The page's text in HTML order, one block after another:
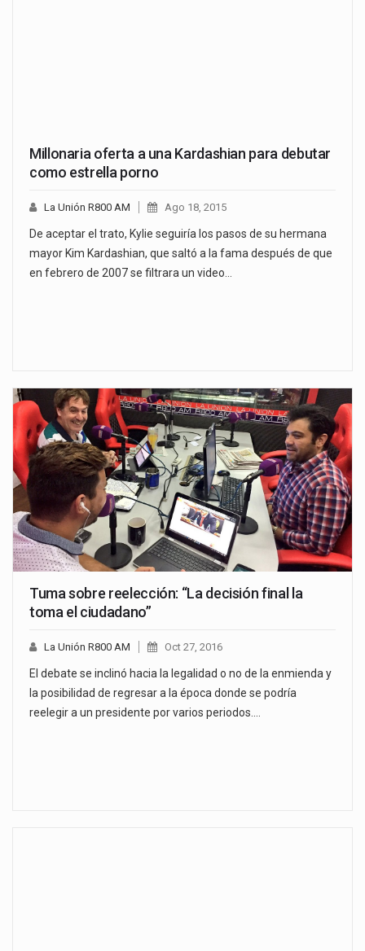
Millonaria oferta a una Kardashian para debutar
como estrella porno
La Unión R800 AM Ago 18, 2015
De aceptar el trato, Kylie seguiría los pasos de su hermana
mayor Kim Kardashian, que saltó a la fama después de que
en febrero de 2007 se filtrara un video…
Tuma sobre reelección: “La decisión final la
toma el ciudadano”
La Unión R800 AM Oct 27, 2016
El debate se inclinó hacia la legalidad o no de la enmienda y
la posibilidad de regresar a la época donde se podría
reelegir a un presidente por varios periodos.…